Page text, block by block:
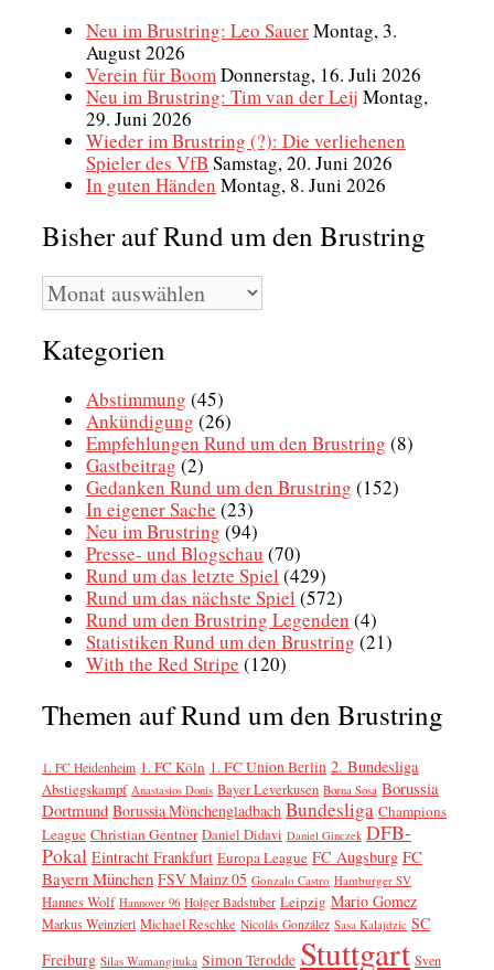
Neu im Brustring: Leo SauerMontag, 3.
August 2026
Verein für BoomDonnerstag, 16. Juli 2026
Neu im Brustring: Tim van der Leij Montag,
29. Juni 2026
Wieder im Brustring (?): Die verliehenen
Spieler des VfB Samstag, 20. Juni 2026
In guten Händen Montag, 8. Juni 2026
Bisher auf Rund um den Brustring
Bisher
auf
um
Brustring
Kategorien
Abstimmung (45)
Ankündigung (26)
Empfehlungen Rund um den Brustring (8)
Gastbeitrag (2)
Gedanken Rund um den Brustring (152)
In eigener Sache (23)
Neu im Brustring (94)
Presse- und Blogschau (70)
Rund um das letzte Spiel (429)
Rund um das nächste Spiel (572)
Rund um den Brustring Legenden (4)
Statistiken Rund um den Brustring (21)
With the Red Stripe (120)
Themen auf Rund um den Brustring
1. FC Heidenheim 1. FC Köln 1. FC Union Berlin 2. Bundesliga
Abstiegskampf Anastasios Donis Bayer Leverkusen Borna Sosa Borussia
Dortmund Borussia Mönchengladbach Bundesliga Champions
League Christian Gentner Daniel Didavi Daniel Ginczek DFB-
Pokal Eintracht Frankfurt Europa League FC Augsburg FC
Bayern München FSV Mainz 05 Gonzalo Castro Hamburger SV
Hannes Wolf Hannover 96 Holger Badstuber Leipzig Mario Gomez
Markus Weinzierl Michael Reschke Nicolás González Sasa Kalajdzic SC
Freiburg Silas Wamangituka Simon Terodde Stuttgart Sven